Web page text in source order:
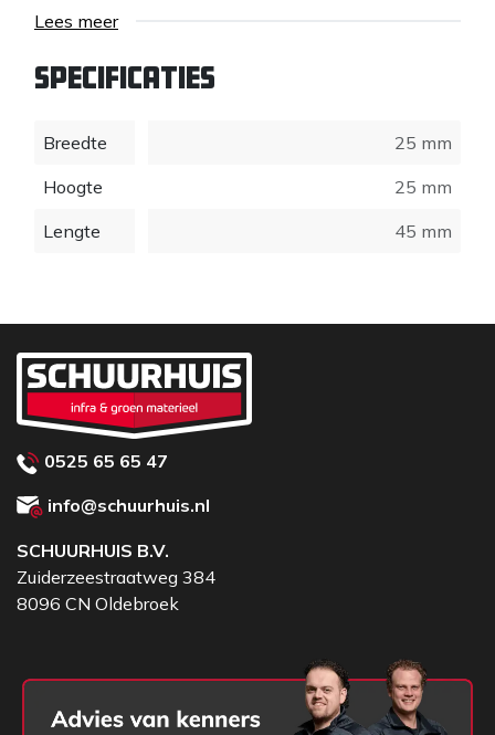
Lees meer
Specificaties
Breedte
25 mm
Hoogte
25 mm
Lengte
45 mm
0525 65 65 47
info@schuurhuis.nl
SCHUURHUIS B.V.
Zuiderzeestraatweg 384
8096 CN Oldebroek